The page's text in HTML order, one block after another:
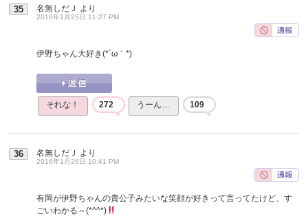
35 名無しだＪ より
2016年1月25日 11:27 PM
伊野ちゃん大好き(*´ω｀*)
それな！ 272 うーん… 109
36 名無しだＪ より
2016年1月26日 10:41 PM
有岡が伊野ちゃんの貴公子みたいな笑顔が好きって言ってたけど、す
ごいわかる～(*^^*)